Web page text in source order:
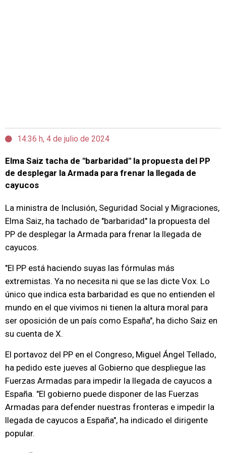
14:36 h, 4 de julio de 2024
Elma Saiz tacha de "barbaridad" la propuesta del PP
de desplegar la Armada para frenar la llegada de
cayucos
La ministra de Inclusión, Seguridad Social y Migraciones,
Elma Saiz, ha tachado de "barbaridad" la propuesta del
PP de desplegar la Armada para frenar la llegada de
cayucos.
"El PP está haciendo suyas las fórmulas más
extremistas. Ya no necesita ni que se las dicte Vox. Lo
único que indica esta barbaridad es que no entienden el
mundo en el que vivimos ni tienen la altura moral para
ser oposición de un país como España", ha dicho Saiz en
su cuenta de X.
El portavoz del PP en el Congreso, Miguel Ángel Tellado,
ha pedido este jueves al Gobierno que despliegue las
Fuerzas Armadas para impedir la llegada de cayucos a
España. "El gobierno puede disponer de las Fuerzas
Armadas para defender nuestras fronteras e impedir la
llegada de cayucos a España", ha indicado el dirigente
popular.